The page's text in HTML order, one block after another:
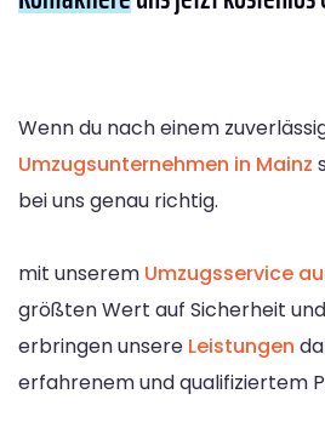
Wenn du nach einem
Umzugsunternehmen in Mainz
bei uns genau richtig.
mit unserem Umzugsservice
größten Wert auf Sicherheit
erbringen unsere Leistungen
erfahrenem und qualifiziertem